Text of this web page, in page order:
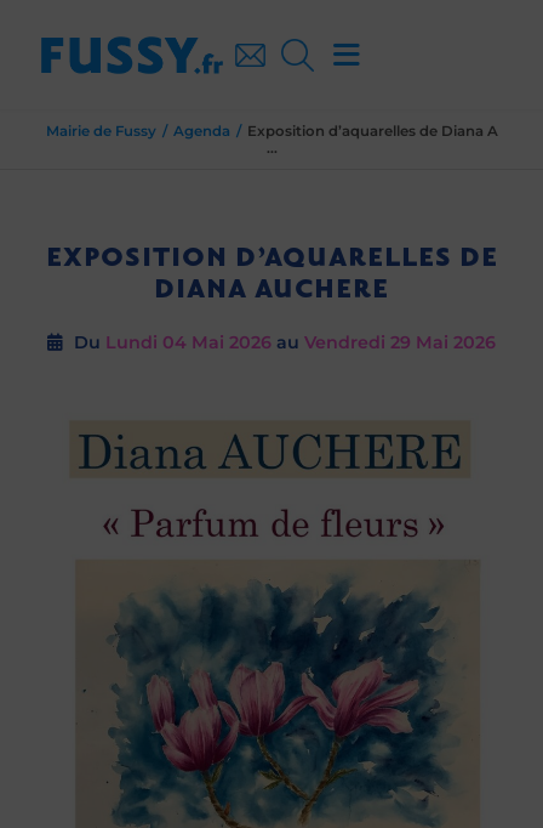
Mairie de Fussy Agenda
Exposition d’aquarelles de Diana A
...
EXPOSITION D’AQUARELLES DE
DIANA AUCHERE
Du Lundi 04 Mai 2026 au Vendredi 29 Mai 2026